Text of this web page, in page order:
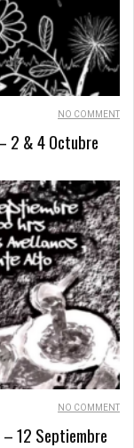
NO COMMENT
2 & 4 Octubre
NO COMMENT
– 12 Septiembre